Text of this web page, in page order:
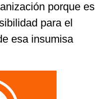
porque es
para el
esa insumisa